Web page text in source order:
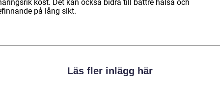
kost. Det kan också bidra till bättre hälsa och
på lång sikt.
Läs fler inlägg här